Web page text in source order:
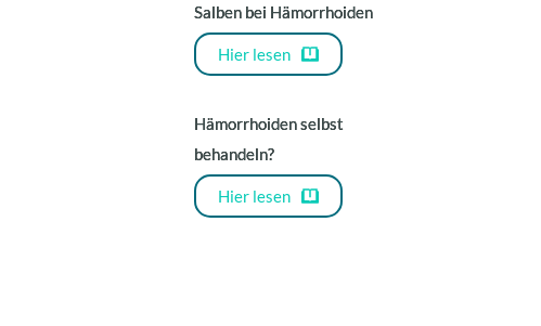
Salben bei Hämorrhoiden
Hier lesen
Hämorrhoiden selbst
behandeln?
Hier lesen